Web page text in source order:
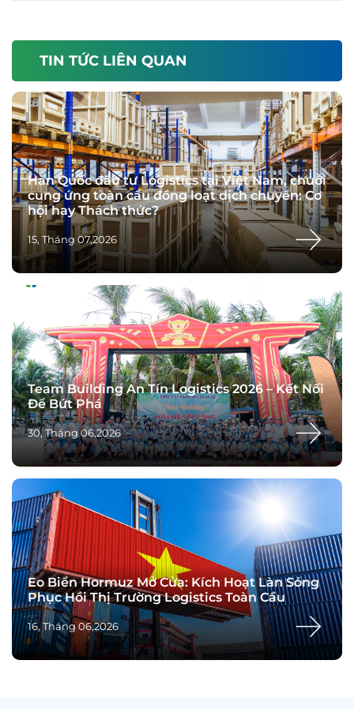
TIN TỨC LIÊN QUAN
Hàn Quốc đầu tư Logistics tại Việt Nam, chuỗi
cung ứng toàn cầu đồng loạt dịch chuyển: Cơ
hội hay Thách thức?
15, Tháng 07,2026
Team Building An Tín Logistics 2026 – Kết Nối
Để Bứt Phá
30, Tháng 06,2026
Eo Biển Hormuz Mở Cửa: Kích Hoạt Làn Sóng
Phục Hồi Thị Trường Logistics Toàn Cầu
16, Tháng 06,2026